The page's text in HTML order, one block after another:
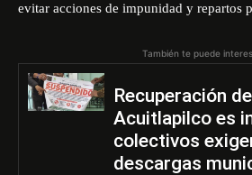
evitar acciones de impunidad y repartos
También te puede
Recuperación
Acuitlapilco es
colectivos
descargas